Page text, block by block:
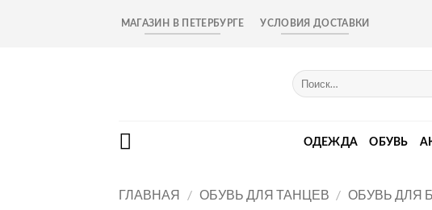
МАГАЗИН В ПЕТЕРБУРГЕ УСЛОВИЯ ДОСТАВКИ
Искать:
ОДЕЖДА ОБУВЬ
ГЛАВНАЯ / ОБУВЬ ДЛЯ ТАНЦЕВ / ОБУВЬ ДЛЯ